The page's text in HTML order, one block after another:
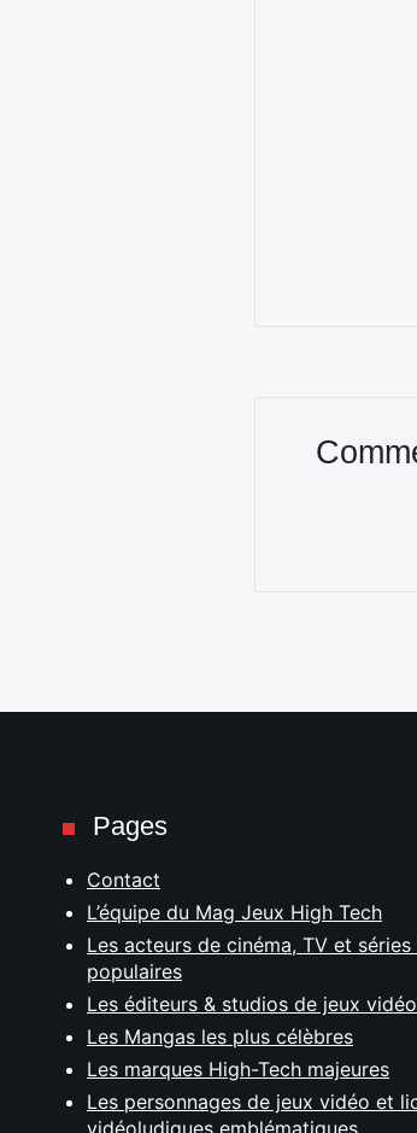
Pages
Contact
L’équipe du Mag Jeux High Tech
Les acteurs de cinéma, TV et séries
populaires
Les éditeurs & studios de jeux
Les Mangas les plus célèbres
Les marques High-Tech majeures
Les personnages de jeux vidéo et
vidéoludiques emblématiques